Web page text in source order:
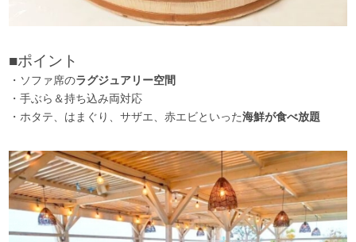
■ポイント
・ソファ席のラグジュアリー空間
・手ぶら＆持ち込み両対応
・ホタテ、はまぐり、サザエ、赤エビといった海鮮が食べ放題